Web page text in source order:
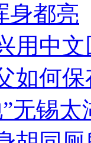
身都亮
用中
如何
无锡